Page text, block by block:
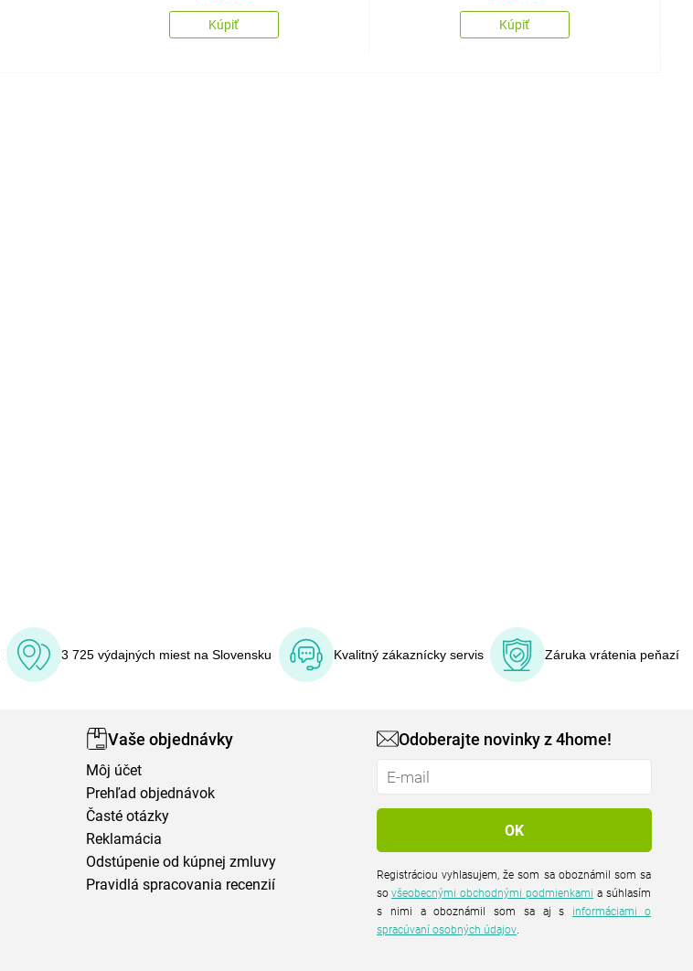
Kúpiť Kúpiť
3 725 výdajných miest na Slovensku Kvalitný zákaznícky servis Záruka vrátenia peňazí
Vaše objednávky
Môj účet
Prehľad objednávok
Časté otázky
Reklamácia
Odstúpenie od kúpnej zmluvy
Pravidlá spracovania recenzií
Odoberajte novinky z 4home!
Registráciou vyhlasujem, že som sa oboznámil som sa
sovšeobecnými obchodnými podmienkami a súhlasím
s nimi a oboznámil som sa aj s informáciami o
spracúvaní osobných údajov.